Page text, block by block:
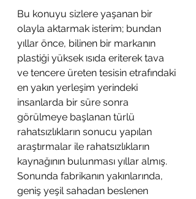
Bu konuyu sizlere yaşanan bir
olayla aktarmak isterim; bundan
yıllar önce, bilinen bir markanın
plastiği yüksek ısıda eriterek tava
ve tencere üreten tesisin etrafındaki
en yakın yerleşim yerindeki
insanlarda bir süre sonra
görülmeye başlanan türlü
rahatsızlıkların sonucu yapılan
araştırmalar ile rahatsızlıkların
kaynağının bulunması yıllar almış.
Sonunda fabrikanın yakınlarında,
geniş yeşil sahadan beslenen